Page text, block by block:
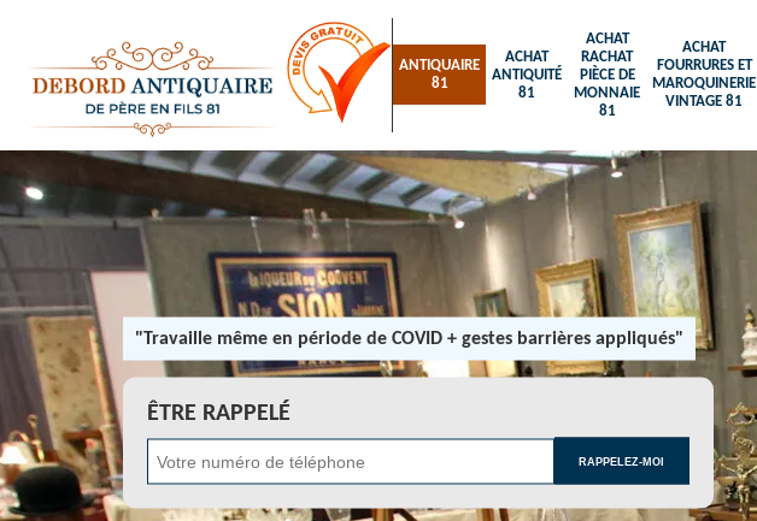
ANTIQUAIRE
81
ACHAT
ANTIQUITÉ
81
ACHAT
RACHAT
PIÈCE DE
MONNAIE
81
ACHAT
FOURRURES ET
MAROQUINERIE
VINTAGE 81
"Travaille même en période de COVID + gestes barrières appliqués"
ÊTRE RAPPELÉ